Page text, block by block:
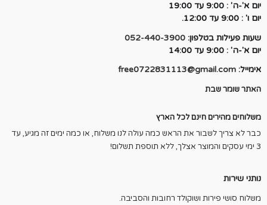
יום א'-ה' : 9:00 עד 19:00
יום ו' : 9:00 עד 12:00.
שעות פעילות בטלפון: 052-440-3900
יום א'-ה' : 9:00 עד 14:00
אימייל: free0722831113@gmail.com
האתר שומר שבת
משלוחים מהירים חינם לכל הארץ
כבר לא צריך לשבור את הראש כמה עולה לנו משלוח, או כמה ימים זה מגיע, עד
3 ימי עסקים והמוצר אצלך, ללא תוספת תשלום!
נותני שירות
משלוח סושי פירות ושוקולד רחובות והסביבה.